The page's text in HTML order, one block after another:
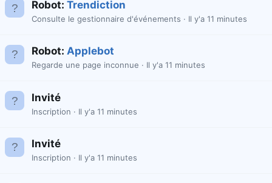
Robot: Trendiction
Consulte le gestionnaire d'événements Il y'a 11 minutes
Robot: Applebot
Regarde une page inconnue Il y'a 11 minutes
Invité
Inscription Il y'a 11 minutes
Invité
Inscription Il y'a 11 minutes